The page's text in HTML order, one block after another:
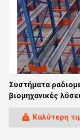
Συστήματα
βιομηχανικές
Καλύτερη